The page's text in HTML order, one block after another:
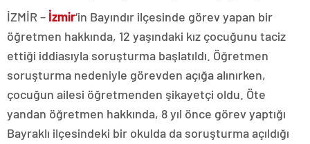
İZMİR – İzmir‘in Bayındır ilçesinde görev yapan bir
öğretmen hakkında, 12 yaşındaki kız çocuğunu taciz
ettiği iddiasıyla soruşturma başlatıldı. Öğretmen
soruşturma nedeniyle görevden açığa alınırken,
çocuğun ailesi öğretmenden şikayetçi oldu. Öte
yandan öğretmen hakkında, 8 yıl önce görev yaptığı
Bayraklı ilçesindeki bir okulda da soruşturma açıldığı